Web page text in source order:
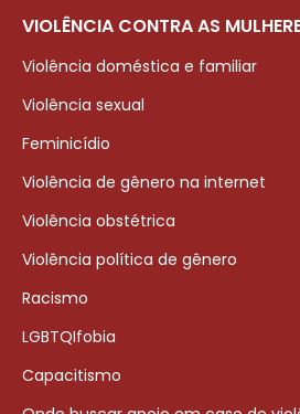
VIOLÊNCIA CONTRA AS
Violência doméstica e familiar
Violência sexual
Feminicídio
Violência de gênero na internet
Violência obstétrica
Violência política de gênero
Racismo
LGBTQIfobia
Capacitismo